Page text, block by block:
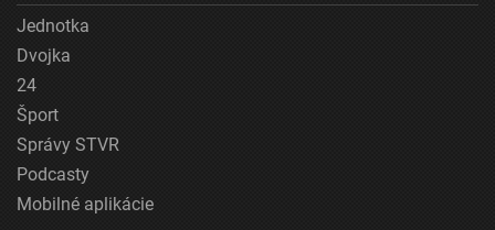
Jednotka
Dvojka
24
Šport
Správy STVR
Podcasty
Mobilné aplikácie